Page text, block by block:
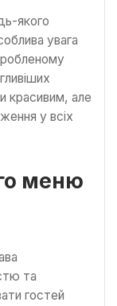
якого
увага
красивим, але
у всіх
меню
та
гостей